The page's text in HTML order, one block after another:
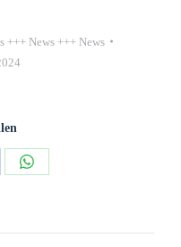
+++ News +++ News